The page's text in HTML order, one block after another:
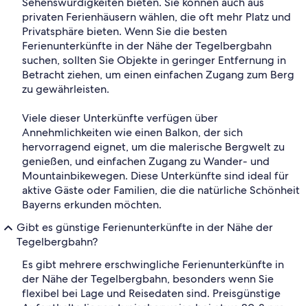
privaten Ferienhäusern wählen, die oft mehr Platz und
Privatsphäre bieten. Wenn Sie die besten
Ferienunterkünfte in der Nähe der Tegelbergbahn
suchen, sollten Sie Objekte in geringer Entfernung in
Betracht ziehen, um einen einfachen Zugang zum Berg
zu gewährleisten.
Viele dieser Unterkünfte verfügen über
Annehmlichkeiten wie einen Balkon, der sich
hervorragend eignet, um die malerische Bergwelt zu
genießen, und einfachen Zugang zu Wander- und
Mountainbikewegen. Diese Unterkünfte sind ideal für
aktive Gäste oder Familien, die die natürliche Schönheit
Bayerns erkunden möchten.
Gibt es günstige Ferienunterkünfte in der Nähe der
Tegelbergbahn?
Es gibt mehrere erschwingliche Ferienunterkünfte in
der Nähe der Tegelbergbahn, besonders wenn Sie
flexibel bei Lage und Reisedaten sind. Preisgünstige